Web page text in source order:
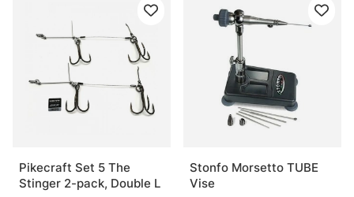
Pikecraft Set 5 The
Stinger 2-pack, Double L
Stonfo Morsetto TUBE
Vise